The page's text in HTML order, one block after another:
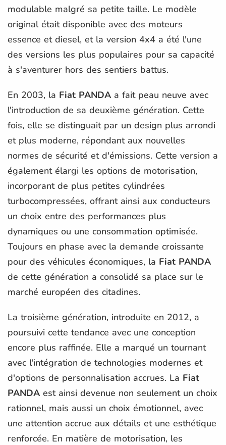
modulable malgré sa petite taille. Le modèle
original était disponible avec des moteurs
essence et diesel, et la version 4x4 a été l'une
des versions les plus populaires pour sa capacité
à s'aventurer hors des sentiers battus.
En 2003, la Fiat PANDA a fait peau neuve avec
l'introduction de sa deuxième génération. Cette
fois, elle se distinguait par un design plus arrondi
et plus moderne, répondant aux nouvelles
normes de sécurité et d'émissions. Cette version a
également élargi les options de motorisation,
incorporant de plus petites cylindrées
turbocompressées, offrant ainsi aux conducteurs
un choix entre des performances plus
dynamiques ou une consommation optimisée.
Toujours en phase avec la demande croissante
pour des véhicules économiques, la Fiat PANDA
de cette génération a consolidé sa place sur le
marché européen des citadines.
La troisième génération, introduite en 2012, a
poursuivi cette tendance avec une conception
encore plus raffinée. Elle a marqué un tournant
avec l'intégration de technologies modernes et
d'options de personnalisation accrues. La Fiat
PANDA est ainsi devenue non seulement un choix
rationnel, mais aussi un choix émotionnel, avec
une attention accrue aux détails et une esthétique
renforcée. En matière de motorisation, les